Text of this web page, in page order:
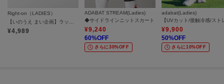
Right-on（LADIES）
【いのうえ まい企画】ラップスカート
¥4,989
ADABAT STREAM(Ladies)
◆サイドラインニットスカート
¥9,240
60%OFF
さらに30%OFF
adabat(Ladies)
¥9,900
50%OFF
さらに10%OFF